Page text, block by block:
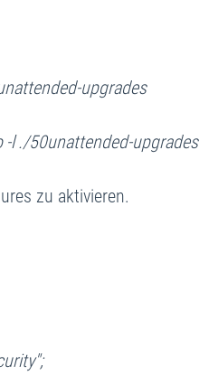
upgrades
-l ./50unattended-upgrades
zu aktivieren.